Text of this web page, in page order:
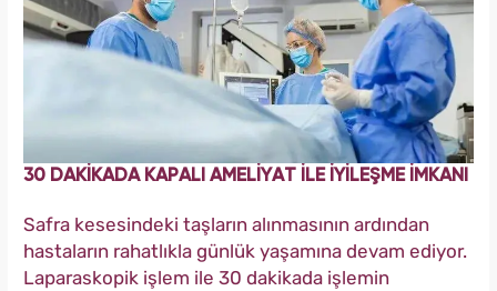
30 DAKİKADA KAPALI AMELİYAT İLE İYİLEŞME İMKANI
Safra kesesindeki taşların alınmasının ardından
hastaların rahatlıkla günlük yaşamına devam ediyor.
Laparaskopik işlem ile 30 dakikada işlemin